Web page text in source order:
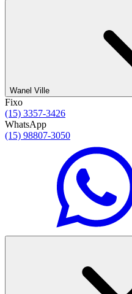
Wanel Ville
Fixo
(15) 3357-3426
WhatsApp
(15) 98807-3050